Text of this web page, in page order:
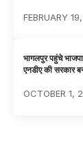
FEBRUARY
भागलपुर पहुंचे
एनडीए की सरकार
OCTOBER 1,